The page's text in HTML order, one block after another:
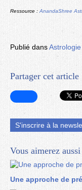
Ressource : AnandaShree
Publié dansAstrologie
Partager cet article
S'inscrire à la
Vous aimerez
Une approche de